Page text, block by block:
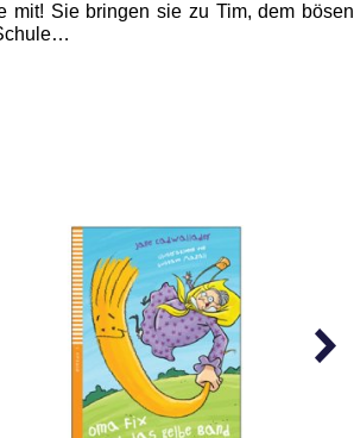
mit! Sie bringen sie zu Tim, dem bösen